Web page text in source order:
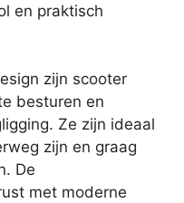
en praktisch
zijn scooter
besturen en
Ze zijn ideaal
zijn en graag
De
met moderne